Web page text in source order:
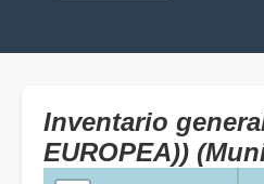
Inventario
EUROPEA))